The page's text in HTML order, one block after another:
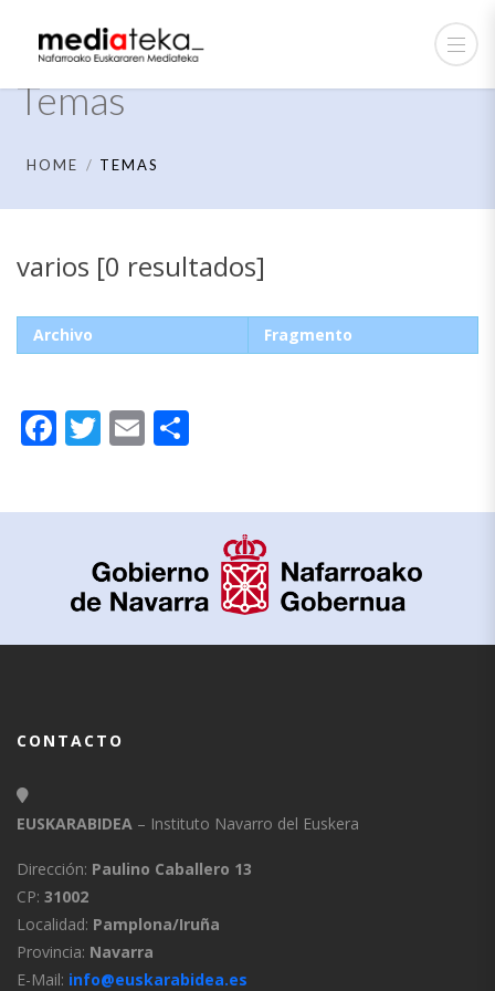
Temas
HOME TEMAS
varios [0 resultados]
Archivo Fragmento
Facebook
Twitter
Email
CONTACTO
EUSKARABIDEA – Instituto Navarro del Euskera
Dirección: Paulino Caballero 13
CP: 31002
Localidad: Pamplona/Iruña
Provincia: Navarra
E-Mail: info@euskarabidea.es